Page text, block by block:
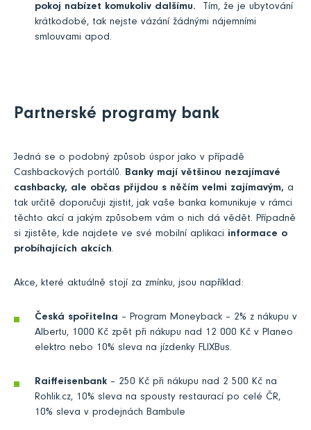
pokoj nabízet komukoliv dalšímu. Tím, že je ubytování
krátkodobé, tak nejste vázání žádnými nájemními
smlouvami apod.
Partnerské programy bank
Jedná se o podobný způsob úspor jako v případě
Cashbackových portálů. Banky mají většinou nezajímavé
cashbacky, ale občas přijdou s něčím velmi zajímavým, a
tak určitě doporučuji zjistit, jak vaše banka komunikuje v rámci
těchto akcí a jakým způsobem vám o nich dá vědět. Případně
si zjistěte, kde najdete ve své mobilní aplikaci informace o
probíhajících akcích.
Akce, které aktuálně stojí za zmínku, jsou například:
Česká spořitelna – Program Moneyback – 2% z nákupu v
Albertu, 1000 Kč zpět při nákupu nad 12 000 Kč v Planeo
elektro nebo 10% sleva na jízdenky FLIXBus.
Raiffeisenbank – 250 Kč při nákupu nad 2 500 Kč na
Rohlik.cz, 10% sleva na spousty restaurací po celé ČR,
10% sleva v prodejnách Bambule